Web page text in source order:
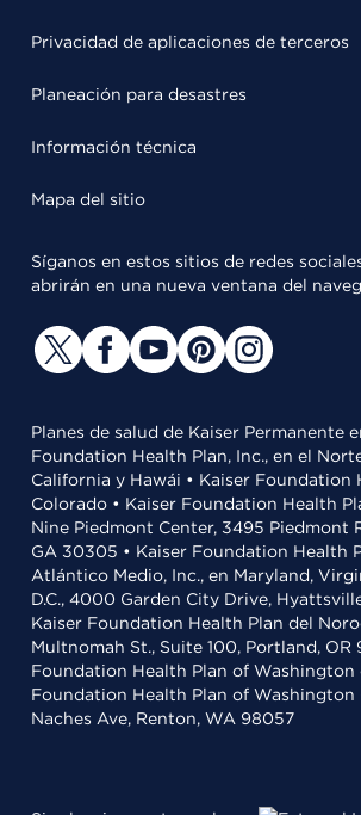
Privacidad de aplicaciones de terceros
Planeación para desastres
Información técnica
Mapa del sitio
Síganos en estos sitios de redes
abrirán en una nueva ventana del
Planes de salud de Kaiser Permanente
Foundation Health Plan, Inc., en el
California y Hawái • Kaiser Foundation
Colorado • Kaiser Foundation Health
Nine Piedmont Center, 3495 Piedmont
GA 30305 • Kaiser Foundation Health
Atlántico Medio, Inc., en Maryland,
D.C., 4000 Garden City Drive,
Kaiser Foundation Health Plan del
Multnomah St., Suite 100, Portland, OR
Foundation Health Plan of Washington
Foundation Health Plan of Washington
Naches Ave, Renton, WA 98057